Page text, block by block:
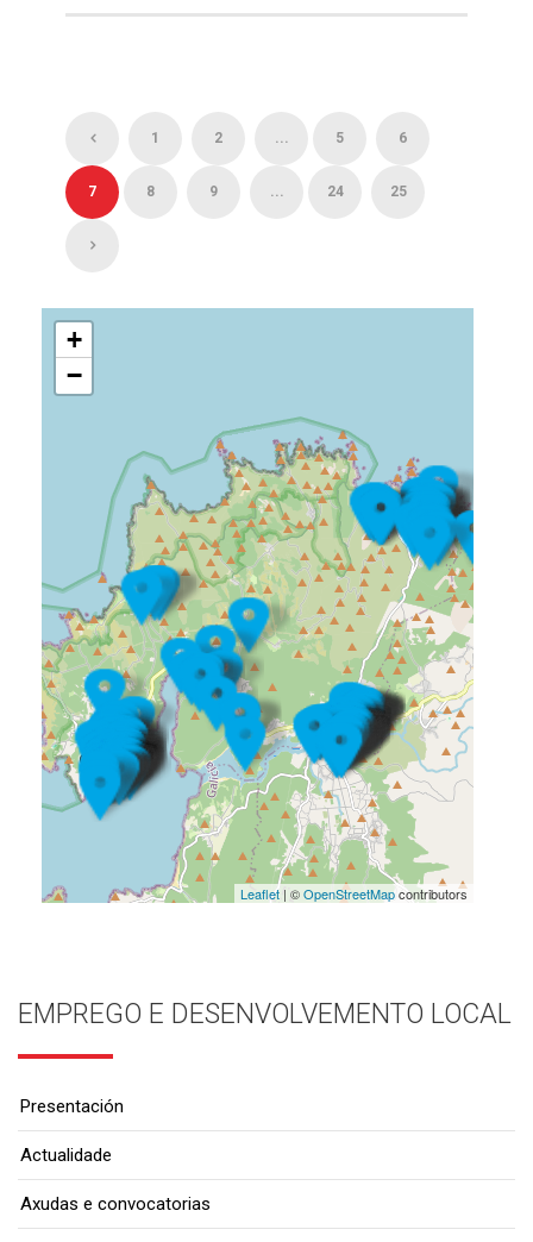
1 2 ... 5 6
7 8 9 ... 24 25
+
−
Leaflet| ©OpenStreetMapcontributors
EMPREGO E DESENVOLVEMENTO LOCAL
Presentación
Actualidade
Axudas e convocatorias